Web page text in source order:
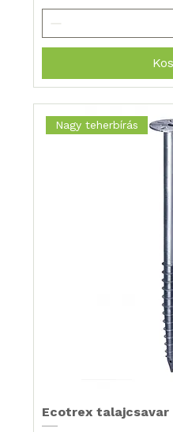
Nagy teherbírás
Ecotrex talajcsavar